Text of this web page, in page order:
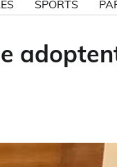
SPORTS